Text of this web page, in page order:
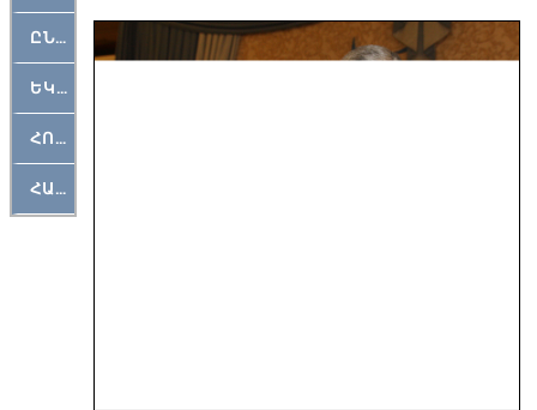
ԸՆԿԵՐԱՄՇԱԿՈՒԹԱՅԻՆ
ԵԿԵՂԵՑԱԿԱՆ
ՀՈԳԵՄՏԱՒՈՐ
ՀԱՐԹԱԿ